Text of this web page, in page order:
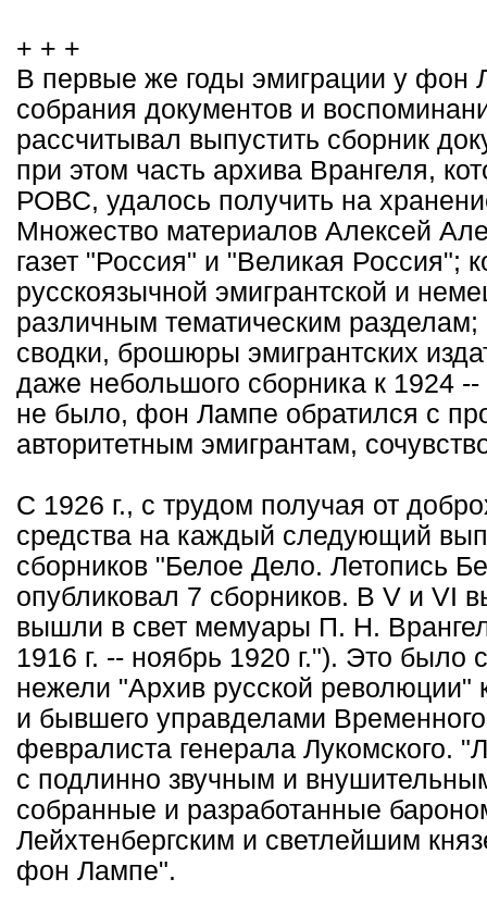
+ + +
В первые же годы эмиграции у фон
собрания документов и
рассчитывал выпустить сборник
при этом часть архива Врангеля,
РОВС, удалось получить на
Множество материалов Алексей
газет "Россия" и "Великая Россия";
русскоязычной эмигрантской и
различным тематическим
сводки, брошюры эмигрантских
даже небольшого сборника к 1924
не было, фон Лампе обратился с
авторитетным эмигрантам,
С 1926 г., с трудом получая от
средства на каждый следующий
сборников "Белое Дело. Летопись
опубликовал 7 сборников. В V и VI
вышли в свет мемуары П. Н.
1916 г. -- ноябрь 1920 г."). Это
нежели "Архив русской революции"
и бывшего управделами
февралиста генерала Лукомского.
с подлинно звучным и
собранные и разработанные
Лейхтенбергским и светлейшим
фон Лампе".